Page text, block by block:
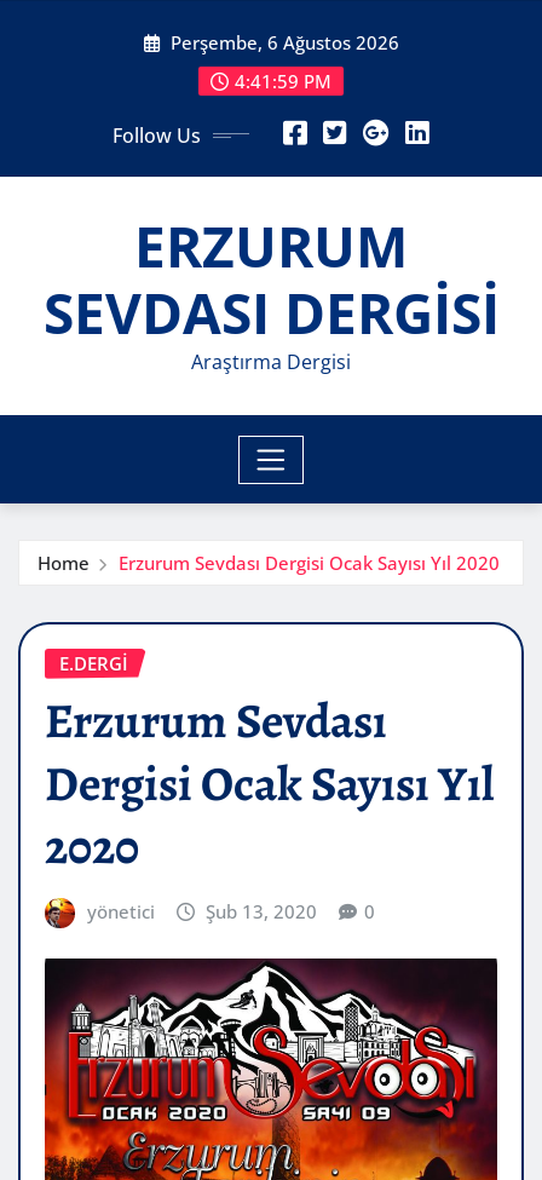
Perşembe, 6 Ağustos 2026
4:42:03 PM
Follow Us
ERZURUM
SEVDASI DERGİSİ
Araştırma Dergisi
Home Erzurum Sevdası Dergisi Ocak Sayısı Yıl 2020
E.DERGİ
Erzurum Sevdası
Dergisi Ocak Sayısı Yıl
2020
yönetici Şub 13, 2020 0